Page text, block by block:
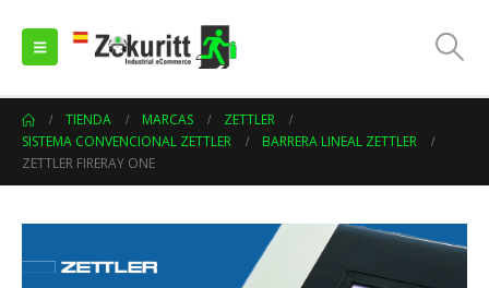
TIENDA MARCAS
ZETTLER
SISTEMA CONVENCIONAL ZETTLER
BARRERA LINEAL ZETTLER
ZETTLER FIRERAY ONE